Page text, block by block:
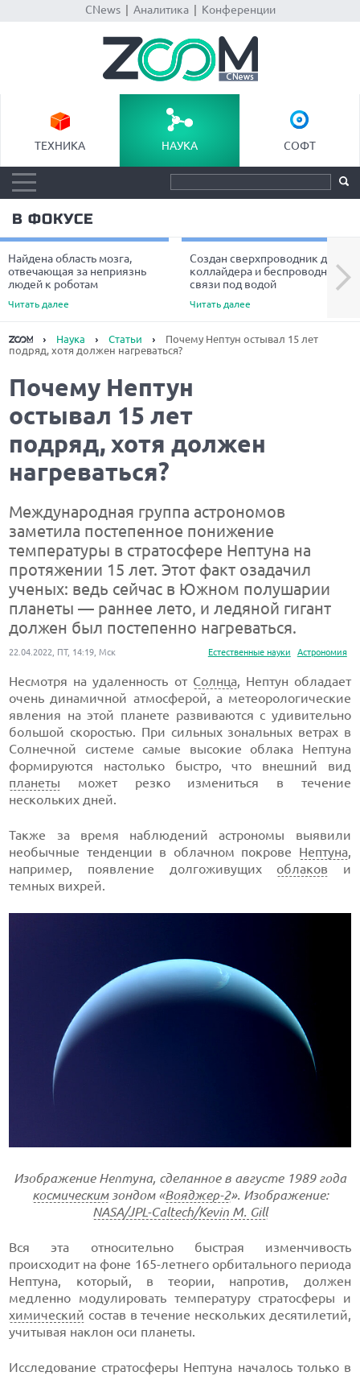
CNews| Аналитика| Конференции
ТЕХНИКА НАУКА СОФТ
В ФОКУСЕ
Найдена область мозга,
отвечающая за неприязнь
людей к роботам
Читать далее
Создан сверхпроводник для
коллайдера и беспроводной
связи под водой
Читать далее
Next
Наука Статьи
Почему Нептун остывал 15 лет
подряд, хотя должен нагреваться?
Почему Нептун
остывал 15 лет
подряд, хотя должен
нагреваться?
Международная группа астрономов
заметила постепенное понижение
температуры в стратосфере Нептуна на
протяжении 15 лет. Этот факт озадачил
ученых: ведь сейчас в Южном полушарии
планеты — раннее лето, и ледяной гигант
должен был постепенно нагреваться.
Естественные науки Астрономия
22.04.2022, ПТ, 14:19, Мск
Несмотря на удаленность от Солнца, Нептун обладает
очень динамичной атмосферой, а метеорологические
явления на этой планете развиваются с удивительно
большой скоростью. При сильных зональных ветрах в
Солнечной системе самые высокие облака Нептуна
формируются настолько быстро, что внешний вид
планеты может резко измениться в течение
нескольких дней.
Также за время наблюдений астрономы выявили
необычные тенденции в облачном покрове Нептуна,
например, появление долгоживущих облаков и
темных вихрей.
Изображение Нептуна, сделанное в августе 1989 года
космическимзондом «Вояджер-2». Изображение:
NASA/JPL-Caltech/Kevin M. Gill
Вся эта относительно быстрая изменчивость
происходит на фоне 165-летнего орбитального периода
Нептуна, который, в теории, напротив, должен
медленно модулировать температуру стратосферы и
химический состав в течение нескольких десятилетий,
учитывая наклон оси планеты.
Исследование стратосферы Нептуна началось только в